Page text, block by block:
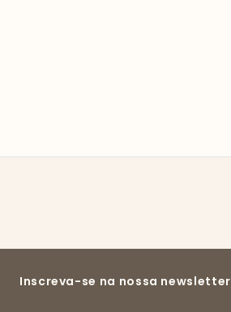
Inscreva-se na nossa newsletter